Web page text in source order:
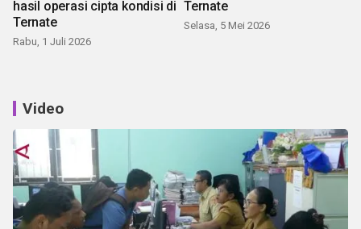
hasil operasi cipta kondisi di
Ternate
Rabu, 1 Juli 2026
Ternate
Selasa, 5 Mei 2026
Video